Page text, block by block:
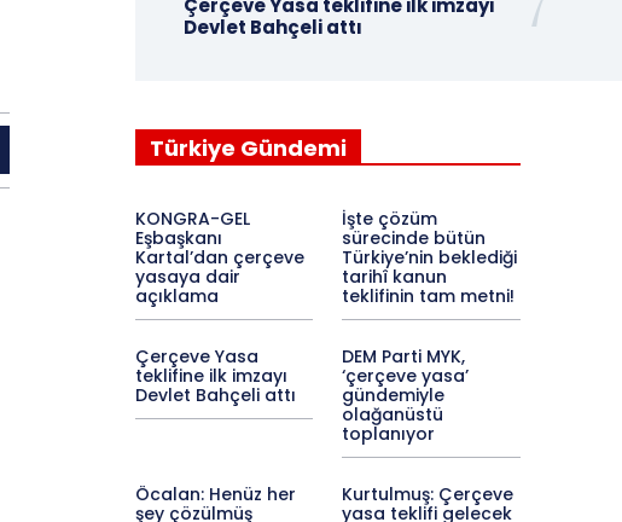
Çerçeve Yasa teklifine ilk imzayı
Devlet Bahçeli attı
Türkiye Gündemi
KONGRA-GEL
Eşbaşkanı
Kartal’dan çerçeve
yasaya dair
açıklama
İşte çözüm
sürecinde bütün
Türkiye’nin beklediği
tarihî kanun
teklifinin tam metni!
Çerçeve Yasa
teklifine ilk imzayı
Devlet Bahçeli attı
DEM Parti MYK,
‘çerçeve yasa’
gündemiyle
olağanüstü
toplanıyor
Öcalan: Henüz her
şey çözülmüş
Kurtulmuş: Çerçeve
yasa teklifi gelecek